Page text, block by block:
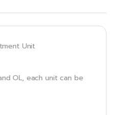
Unit
OL, each unit can be